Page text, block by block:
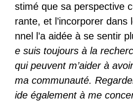
stimé que sa perspective
rante, et l’incorporer dans
nnel l’a aidée à se sentir
e suis toujours à la
qui peuvent m’aider à
ma communauté.
ide également à me